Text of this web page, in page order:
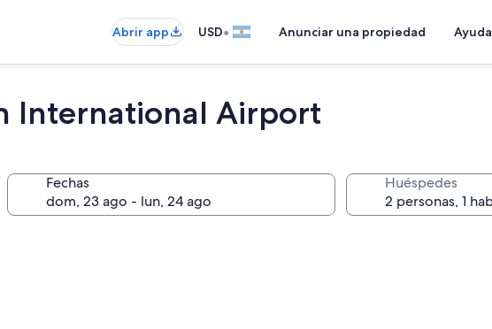
Abrir app USD• Anunciar una propiedad Ayuda
International Airport
Fechas Huéspedes